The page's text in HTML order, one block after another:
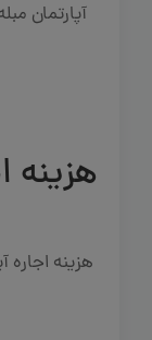
آپارتمان
هزینه
هزینه اجاره